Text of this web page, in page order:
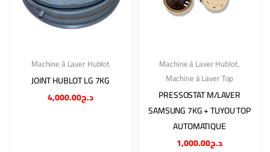
Machine à Laver Hublot
JOINT HUBLOT LG 7KG
د.ج4,000.00
Machine à Laver Hublot,
Machine à Laver Top
PRESSOSTAT M/LAVER
SAMSUNG 7KG + TUYOU TOP
AUTOMATIQUE
د.ج1,000.00